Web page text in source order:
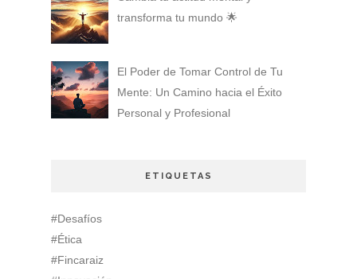
transforma tu mundo 🌟
El Poder de Tomar Control de Tu
Mente: Un Camino hacia el Éxito
Personal y Profesional
ETIQUETAS
#Desafíos
#Ética
#Fincaraiz